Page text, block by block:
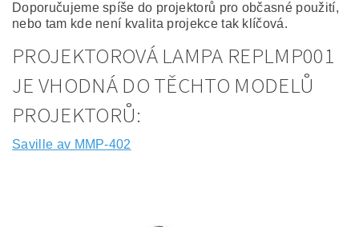
Doporučujeme spíše do projektorů pro občasné použití,
nebo tam kde není kvalita projekce tak klíčová.
PROJEKTOROVÁ LAMPA REPLMP001
JE VHODNÁ DO TĚCHTO MODELŮ
PROJEKTORŮ:
Saville av MMP-402